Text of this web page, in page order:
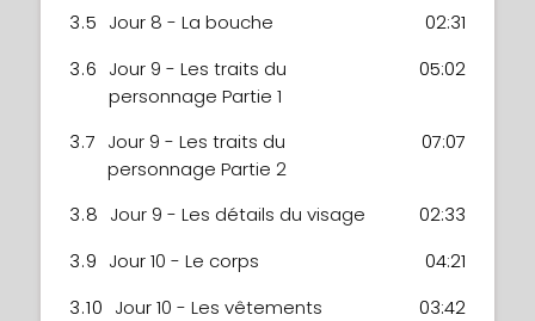
3.5 Jour 8 - La bouche
02:31
3.6 Jour 9 - Les traits du
personnage Partie 1
05:02
3.7 Jour 9 - Les traits du
personnage Partie 2
07:07
3.8 Jour 9 - Les détails du visage
02:33
3.9 Jour 10 - Le corps
04:21
3.10 Jour 10 - Les vêtements
03:42